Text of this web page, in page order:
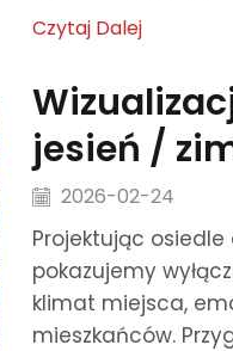
Czytaj Dalej
jesień /
2026-02-24
Projektując
pokazujemy
klimat miejsca,
mieszkańców.